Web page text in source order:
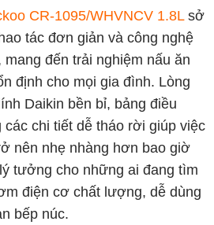
CR-1095/WHVNCV 1.8Lsở
tác đơn giản và công nghệ
đến trải nghiệm nấu ăn
định cho mọi gia đình. Lòng
Daikin bền bỉ, bảng điều
chi tiết dễ tháo rời giúp việc
nên nhẹ nhàng hơn bao giờ
tưởng cho những ai đang tìm
điện cơ chất lượng, dễ dùng
bếp núc.